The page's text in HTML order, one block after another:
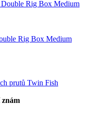
Rig Box Medium